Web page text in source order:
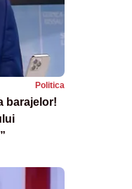
Politica
barajelor!